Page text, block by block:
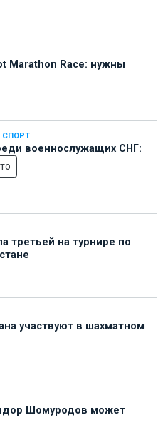
Marathon Race: нужны
СПОРТ
военнослужащих СНГ:
третьей на турнире по
участвуют в шахматном
Шомуродов может